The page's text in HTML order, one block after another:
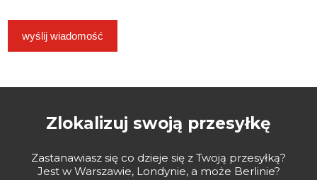
Zlokalizuj swoją przesyłkę
Zastanawiasz się co dzieje się z Twoją przesyłką?
Jest w Warszawie, Londynie, a może Berlinie?